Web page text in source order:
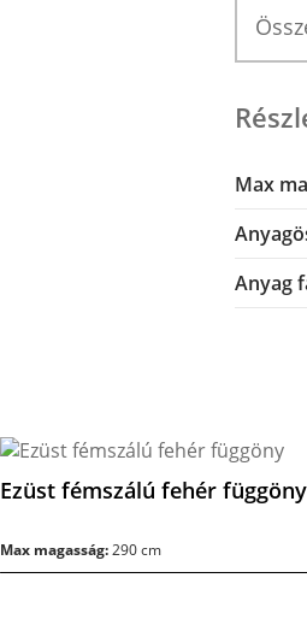
Max
Anyag
Ezüst fémszálú fehér függöny
Max magasság:290 cm